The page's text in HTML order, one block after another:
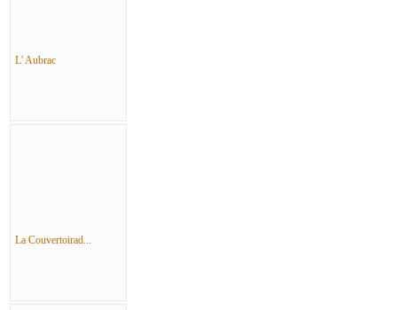
L' Aubrac
La Couvertoirad...